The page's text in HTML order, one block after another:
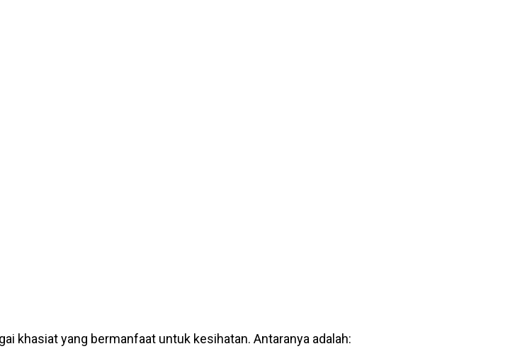
khasiat yang bermanfaat untuk kesihatan. Antaranya adalah: